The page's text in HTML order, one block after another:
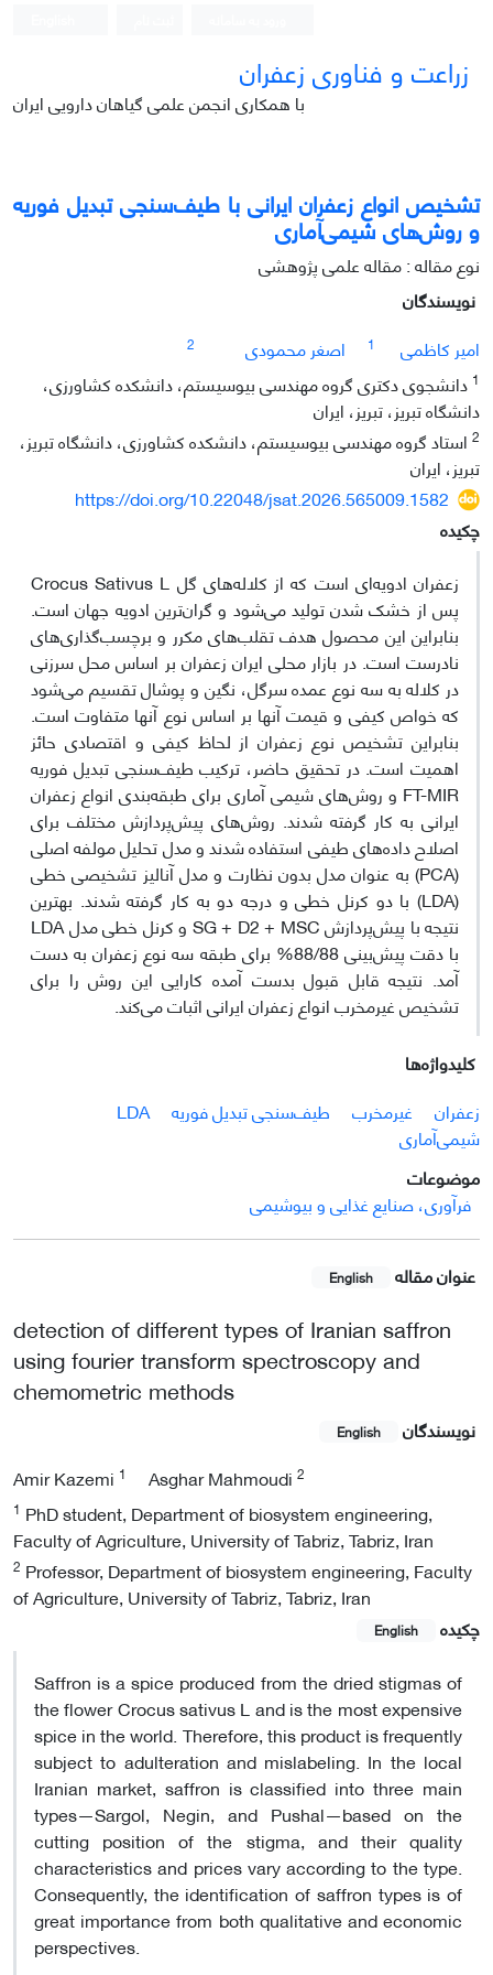
زراعت و فناوری زعفران
با همکاری انجمن علمی گیاهان دارویی ایران
تشخیص انواع زعفران ایرانی با طیف‌سنجی تبدیل فوریه
و روش‌های شیمی‌آماری
نوع مقاله : مقاله علمی پژوهشی
نویسندگان
امیر کاظمی
1 اصغر محمودی
2
1 دانشجوی دکتری گروه مهندسی بیوسیستم، دانشکده کشاورزی،
دانشگاه تبریز، تبریز، ایران
2 استاد گروه مهندسی بیوسیستم، دانشکده کشاورزی، دانشگاه تبریز،
تبریز، ایران
https://doi.org/10.22048/jsat.2026.565009.1582
چکیده
زعفران ادویه‌ای است که از کلاله‌های گل Crocus Sativus L
پس از خشک شدن تولید می‌شود و گران‌ترین ادویه جهان است.
بنابراین این محصول هدف تقلب‌های مکرر و برچسب‌گذاری‌های
نادرست است. در بازار محلی ایران زعفران بر اساس محل سرزنی
در کلاله به سه نوع عمده سرگل، نگین و پوشال تقسیم می‌شود
که خواص کیفی و قیمت آنها بر اساس نوع آنها متفاوت است.
بنابراین تشخیص نوع زعفران از لحاظ کیفی و اقتصادی حائز
اهمیت است. در تحقیق حاضر، ترکیب طیف‌سنجی تبدیل فوریه
FT-MIR و روش‌های شیمی آماری برای طبقه‌بندی انواع زعفران
ایرانی به کار گرفته شدند. روش‌های پیش‌پردازش مختلف برای
اصلاح داده‌های طیفی استفاده شدند و مدل تحلیل مولفه اصلی
(PCA) به عنوان مدل بدون نظارت و مدل آنالیز تشخیصی خطی
(LDA) با دو کرنل خطی و درجه دو به کار گرفته شدند. بهترین
نتیجه با پیش‌پردازش SG + D2 + MSC و کرنل خطی مدل LDA
با دقت پیش‌بینی 88/88% برای طبقه سه نوع زعفران به دست
آمد. نتیجه قابل قبول بدست آمده کارایی این روش را برای
تشخیص غیرمخرب انواع زعفران ایرانی اثبات می‌کند.
کلیدواژه‌ها
زعفران
غیرمخرب طیف‌سنجی تبدیل فوریه
LDA
شیمی‌آماری
موضوعات
فرآوری، صنایع غذایی و بیوشیمی
عنوان مقاله English
detection of different types of Iranian saffron
using fourier transform spectroscopy and
chemometric methods
نویسندگان English
Amir Kazemi 1 Asghar Mahmoudi 2
1 PhD student, Department of biosystem engineering,
Faculty of Agriculture, University of Tabriz, Tabriz, Iran
2 Professor, Department of biosystem engineering, Faculty
of Agriculture, University of Tabriz, Tabriz, Iran
چکیده
English
Saffron is a spice produced from the dried stigmas of
the flower Crocus sativus L and is the most expensive
spice in the world. Therefore, this product is frequently
subject to adulteration and mislabeling. In the local
Iranian market, saffron is classified into three main
types—Sargol, Negin, and Pushal—based on the
cutting position of the stigma, and their quality
characteristics and prices vary according to the type.
Consequently, the identification of saffron types is of
great importance from both qualitative and economic
perspectives.